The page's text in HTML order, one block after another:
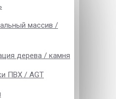
массив /
дерева / камня
ПВХ / AGT